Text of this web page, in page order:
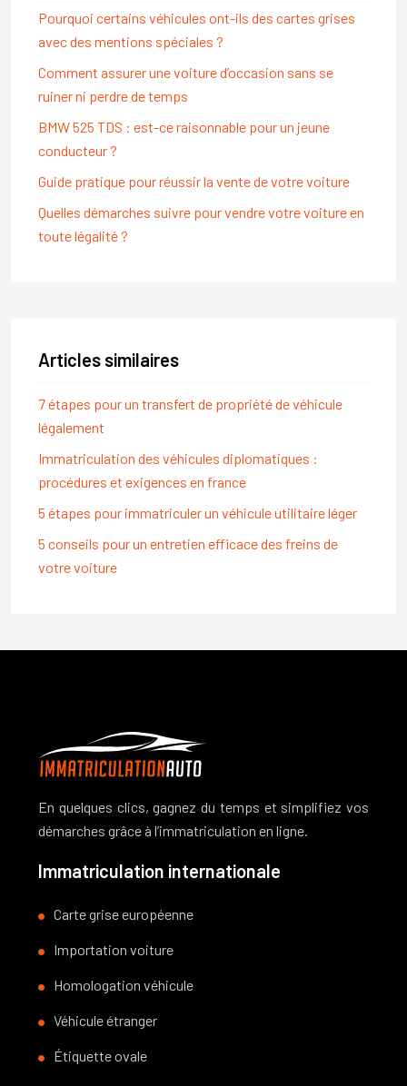
Pourquoi certains véhicules ont-ils des cartes grises
avec des mentions spéciales ?
Comment assurer une voiture d’occasion sans se
ruiner ni perdre de temps
BMW 525 TDS : est-ce raisonnable pour un jeune
conducteur ?
Guide pratique pour réussir la vente de votre voiture
Quelles démarches suivre pour vendre votre voiture en
toute légalité ?
Articles similaires
7 étapes pour un transfert de propriété de véhicule
légalement
Immatriculation des véhicules diplomatiques :
procédures et exigences en france
5 étapes pour immatriculer un véhicule utilitaire léger
5 conseils pour un entretien efficace des freins de
votre voiture
En quelques clics, gagnez du temps et simplifiez vos
démarches grâce à l’immatriculation en ligne.
Immatriculation internationale
Carte grise européenne
Importation voiture
Homologation véhicule
Véhicule étranger
Étiquette ovale